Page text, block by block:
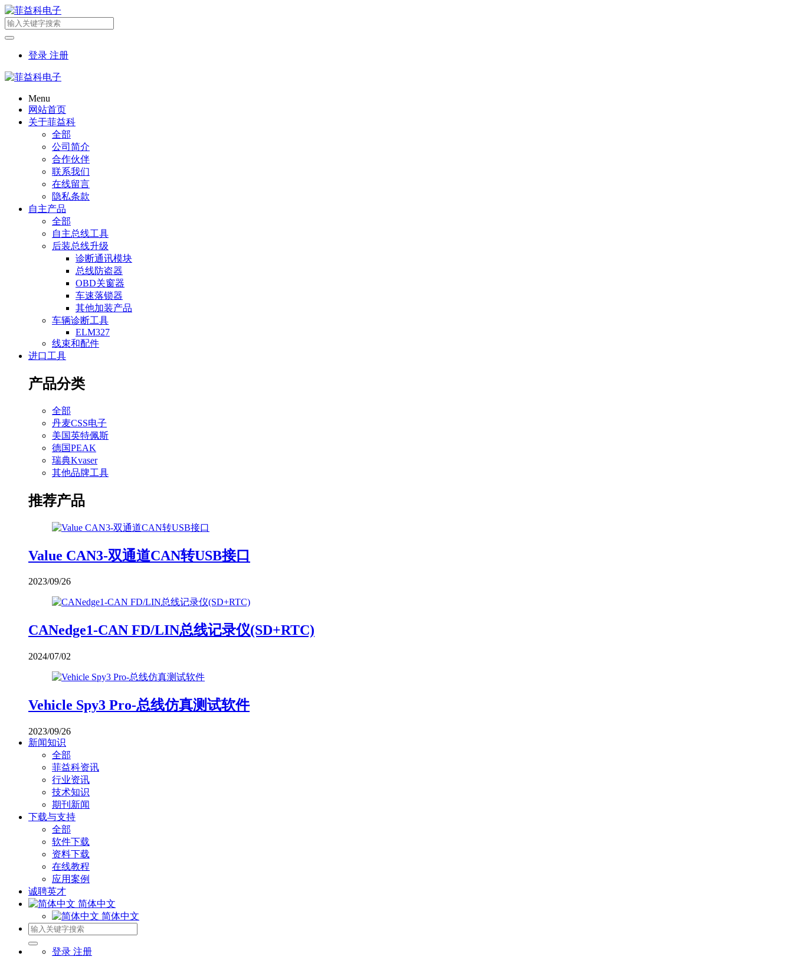
登录 注册
Menu
网站首页
关于菲益科
全部
公司简介
合作伙伴
联系我们
在线留言
隐私条款
自主产品
全部
自主总线工具
后装总线升级
诊断通讯模块
总线防盗器
OBD关窗器
车速落锁器
其他加装产品
车辆诊断工具
ELM327
线束和配件
进口工具
产品分类
全部
丹麦CSS电子
美国英特佩斯
德国PEAK
瑞典Kvaser
其他品牌工具
推荐产品
Value CAN3-双通道CAN转USB接口
2023/09/26
CANedge1-CAN FD/LIN总线记录仪(SD+RTC)
2024/07/02
Vehicle Spy3 Pro-总线仿真测试软件
2023/09/26
新闻知识
全部
菲益科资讯
行业资讯
技术知识
期刊新闻
下载与支持
全部
软件下载
资料下载
在线教程
应用案例
诚聘英才
简体中文
简体中文
登录 注册